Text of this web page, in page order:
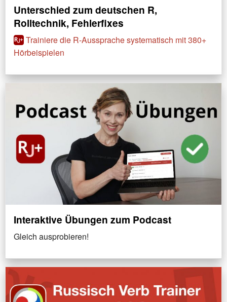
Unterschied zum deutschen R,
Rolltechnik, Fehlerfixes
Trainiere die R-Aussprache systematisch mit 380+
Hörbeispielen
Interaktive Übungen zum Podcast
Gleich ausprobieren!